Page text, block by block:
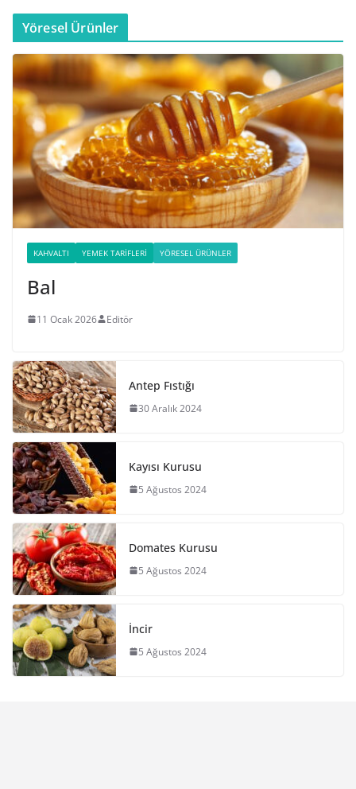
Yöresel Ürünler
KAHVALTI YEMEK TARIFLERI YÖRESEL ÜRÜNLER
Bal
11 Ocak 2026 Editör
Antep Fıstığı
30 Aralık 2024
Kayısı Kurusu
5 Ağustos 2024
Domates Kurusu
5 Ağustos 2024
İncir
5 Ağustos 2024